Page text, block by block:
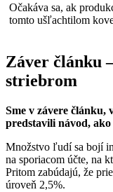
Očakáva sa, ak
tomto ušľachtilom
Záver článku
striebrom
Sme v závere článku,
predstavili návod,
Množstvo ľudí sa bojí
na sporiacom účte, na
Pritom zabúdajú, že
úroveň 2,5%.